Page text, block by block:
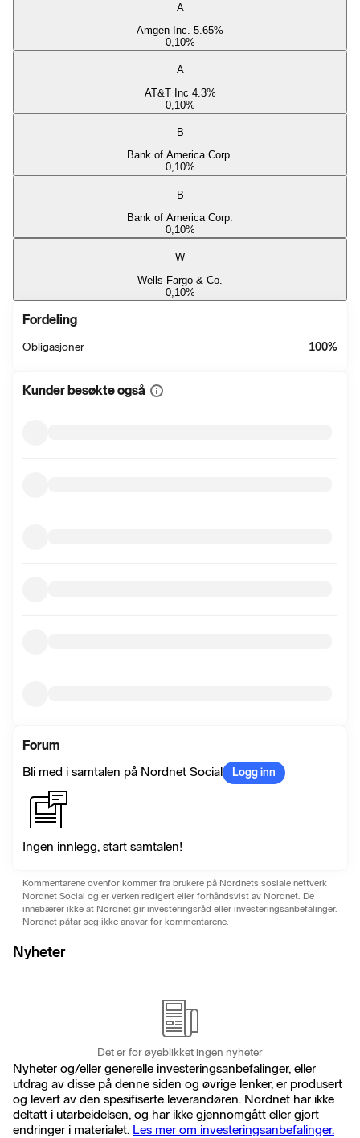
A
Amgen Inc. 5.65%
0,10%
A
AT&T Inc 4.3%
0,10%
B
Bank of America Corp.
0,10%
B
Bank of America Corp.
0,10%
W
Wells Fargo & Co.
0,10%
Fordeling
Obligasjoner 100%
Kunder besøkte også Vis
Forum
Bli med i samtalen på Nordnet Social
Logg inn
Ingen innlegg, start samtalen!
Kommentarene ovenfor kommer fra brukere på Nordnets sosiale nettverk
Nordnet Social og er verken redigert eller forhåndsvist av Nordnet. De
innebærer ikke at Nordnet gir investeringsråd eller investeringsanbefalinger.
Nordnet påtar seg ikke ansvar for kommentarene.
Nyheter
Det er for øyeblikket ingen nyheter
Nyheter og/eller generelle investeringsanbefalinger, eller
utdrag av disse på denne siden og øvrige lenker, er produsert
og levert av den spesifiserte leverandøren. Nordnet har ikke
deltatt i utarbeidelsen, og har ikke gjennomgått eller gjort
endringer i materialet. Les mer om investeringsanbefalinger.